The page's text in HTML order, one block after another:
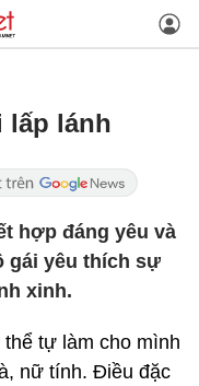
lấp lánh
hợp đáng yêu và
gái yêu thích sự
xinh.
tự làm cho mình
nữ tính. Điều đặc